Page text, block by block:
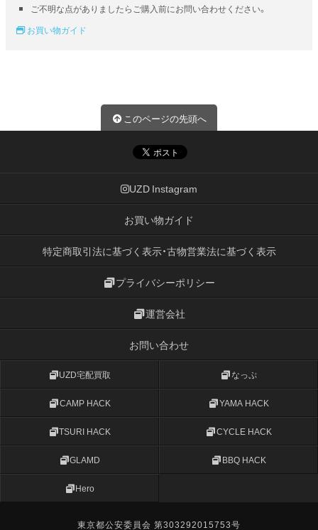
ご不明な点がありましたらご購入前にお問い合わせください。
お買い物ガイド
このページの先頭へ
UZD Instagram
お買い物ガイド
特定商取引法に基づく表示・古物営業法に基づく表示
プライバシーポリシー
運営会社
お問い合わせ
UZD宅配買取 なっぷ
CAMP HACK YAMA HACK
TSURI HACK CYCLE HACK
GLAMD BBQ HACK
Hero
東京都公安委員会 第303292015753号